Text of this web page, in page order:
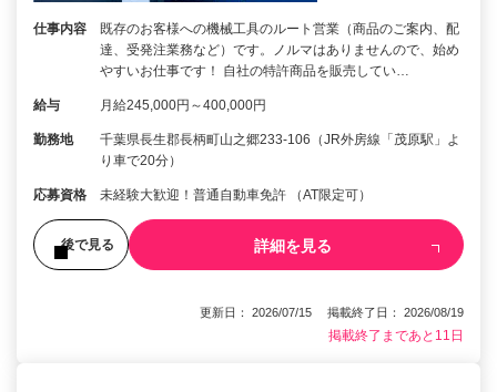
仕事内容
既存のお客様への機械工具のルート営業（商品のご案内、配
達、受発注業務など）です。ノルマはありませんので、始め
やすいお仕事です！ 自社の特許商品を販売してい…
給与 月給245,000円～400,000円
勤務地
千葉県長生郡長柄町山之郷233-106（JR外房線「茂原駅」よ
り車で20分）
応募資格 未経験大歓迎！普通自動車免許 （AT限定可）
後で見る 詳細を見る
更新日： 2026/07/15 掲載終了日： 2026/08/19
掲載終了まであと11日